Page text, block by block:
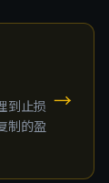
到止损
制的盈
→